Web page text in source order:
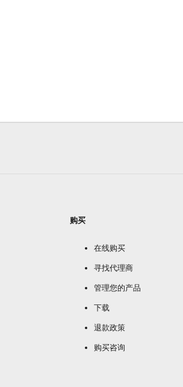
购买
在线购买
寻找代理商
管理您的产品
下载
退款政策
购买咨询